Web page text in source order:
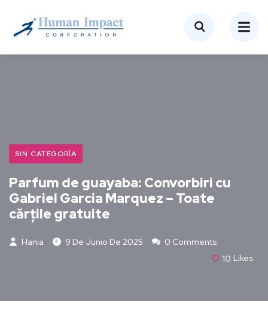
SIN CATEGORÍA
Parfum de guayaba: Convorbiri cu
Gabriel Garcia Marquez – Toate
cărțile gratuite
Hania 9 De Junio De 2025
0 Comments
10 Likes